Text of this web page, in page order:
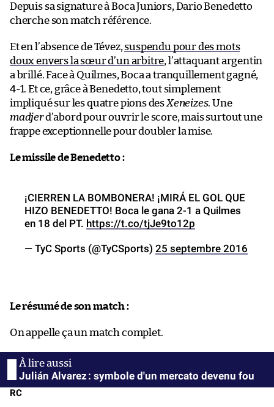
Depuis sa signature à Boca Juniors, Dario Benedetto
cherche son match référence.
Et en l’absence de Tévez, suspendu pour des mots
doux envers la sœur d’un arbitre, l’attaquant argentin
a brillé. Face à Quilmes, Boca a tranquillement gagné,
4-1. Et ce, grâce à Benedetto, tout simplement
impliqué sur les quatre pions desXeneizes. Une
madjerd’abord pour ouvrir le score, mais surtout une
frappe exceptionnelle pour doubler la mise.
Le missile de Benedetto :
¡CIERREN LA BOMBONERA! ¡MIRÁ EL GOL QUE
HIZO BENEDETTO! Boca le gana 2-1 a Quilmes
en 18 del PT. https://t.co/tjJe9to12p
— TyC Sports (@TyCSports) 25 septembre 2016
Le résumé de son match :
On appelle ça un match complet.
Julián Alvarez : symbole d'un mercato devenu fou
RC